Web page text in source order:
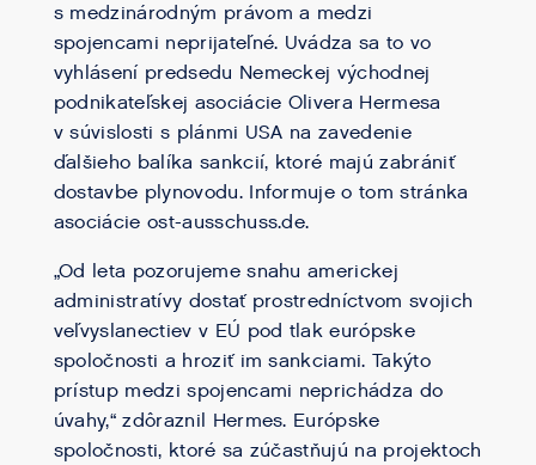
s medzinárodným právom a medzi
spojencami neprijateľné. Uvádza sa to vo
vyhlásení predsedu Nemeckej východnej
podnikateľskej asociácie Olivera Hermesa
v súvislosti s plánmi USA na zavedenie
ďalšieho balíka sankcií, ktoré majú zabrániť
dostavbe plynovodu. Informuje o tom stránka
asociácie ost-ausschuss.de.
„Od leta pozorujeme snahu americkej
administratívy dostať prostredníctvom svojich
veľvyslanectiev v EÚ pod tlak európske
spoločnosti a hroziť im sankciami. Takýto
prístup medzi spojencami neprichádza do
úvahy,“ zdôraznil Hermes. Európske
spoločnosti, ktoré sa zúčastňujú na projektoch